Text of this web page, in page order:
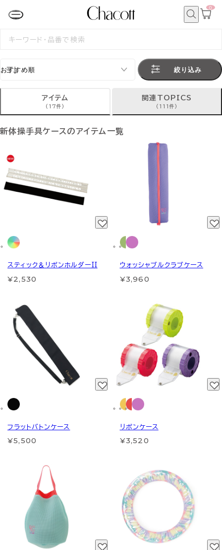
カ
0
検
絞り込み
アイテム
(17件)
関連TOPICS
(111件)
新体操手具ケースのアイテム一覧
スティック＆リボンホルダーII
¥2,530
ウォッシャブルクラブケース
¥3,960
フラットバトンケース
¥5,500
リボンケース
¥3,520